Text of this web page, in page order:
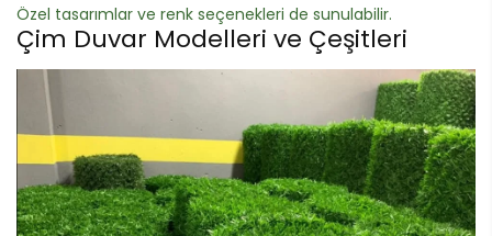
Özel tasarımlar ve renk seçenekleri de sunulabilir.
Çim Duvar Modelleri ve Çeşitleri